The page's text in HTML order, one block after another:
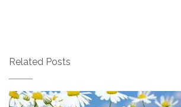
Related Posts